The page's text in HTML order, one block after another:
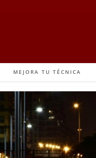
MEJORA TU TÉCNICA